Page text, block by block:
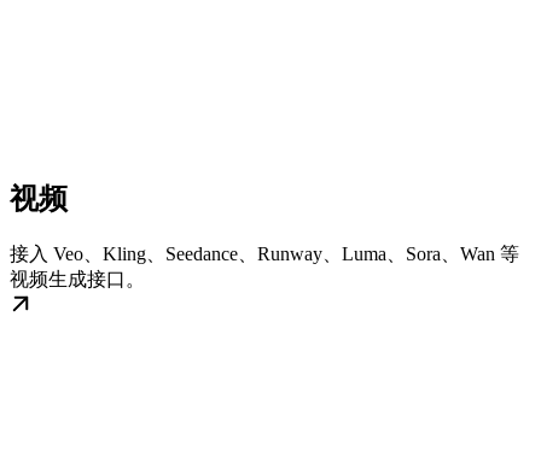
视频
接入 Veo、Kling、Seedance、Runway、Luma、Sora、Wan 等
视频生成接口。